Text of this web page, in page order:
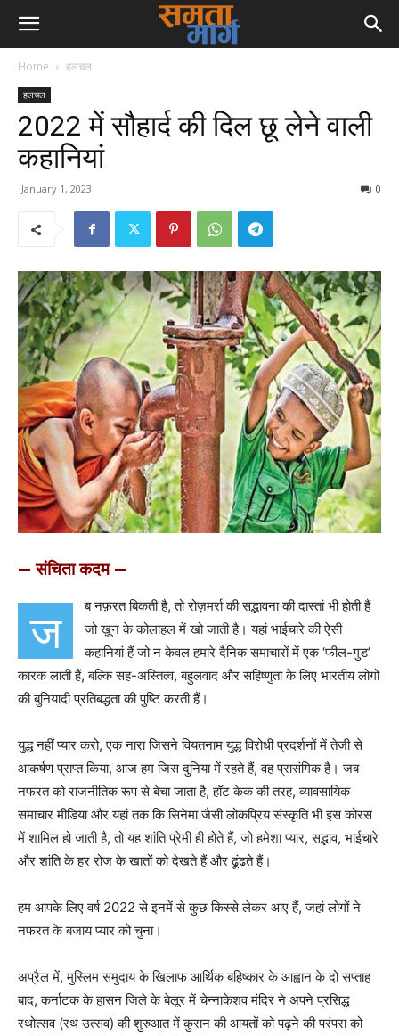
Home हलचल
हलचल
2022 में सौहार्द की दिल छू लेने वाली
कहानियां
January 1, 2023 0
— संचिता कदम —
ज
ब नफ़रत बिकती है, तो रोज़मर्रा की सद्भावना की दास्तां भी होती हैं
जो ख़ून के कोलाहल में खो जाती है। यहां भाईचारे की ऐसी
कहानियां हैं जो न केवल हमारे दैनिक समाचारों में एक ‘फील-गुड’
कारक लाती हैं, बल्कि सह-अस्तित्व, बहुलवाद और सहिष्णुता के लिए भारतीय लोगों
की बुनियादी प्रतिबद्धता की पुष्टि करती हैं।
युद्ध नहीं प्यार करो, एक नारा जिसने वियतनाम युद्ध विरोधी प्रदर्शनों में तेजी से
आकर्षण प्राप्त किया, आज हम जिस दुनिया में रहते हैं, वह प्रासंगिक है। जब
नफरत को राजनीतिक रूप से बेचा जाता है, हॉट केक की तरह, व्यावसायिक
समाचार मीडिया और यहां तक कि सिनेमा जैसी लोकप्रिय संस्कृति भी इस कोरस
में शामिल हो जाती है, तो यह शांति प्रेमी ही होते हैं, जो हमेशा प्यार, सद्भाव, भाईचारे
और शांति के हर रोज के खातों को देखते हैं और ढूंढते हैं।
हम आपके लिए वर्ष 2022 से इनमें से कुछ किस्से लेकर आए हैं, जहां लोगों ने
नफरत के बजाय प्यार को चुना।
अप्रैल में, मुस्लिम समुदाय के खिलाफ आर्थिक बहिष्कार के आह्वान के दो सप्ताह
बाद, कर्नाटक के हासन जिले के बेलूर में चेन्नाकेशव मंदिर ने अपने प्रसिद्ध
रथोत्सव (रथ उत्सव) की शुरुआत में कुरान की आयतों को पढ़ने की परंपरा को